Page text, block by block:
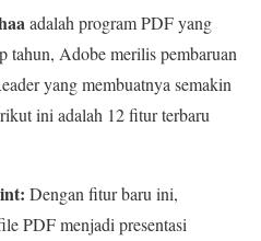
adalah program PDF yang
tahun, Adobe merilis pembaruan
yang membuatnya semakin
ini adalah 12 fitur terbaru
Dengan fitur baru ini,
PDF menjadi presentasi